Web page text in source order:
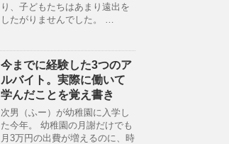
り、子どもたちはあまり遠出を
したがりませんでした。 …
今までに経験した3つのア
ルバイト。実際に働いて
学んだことを覚え書き
次男（ふー）が幼稚園に入学し
た今年。 幼稚園の月謝だけでも
月3万円の出費が増えるのに、時